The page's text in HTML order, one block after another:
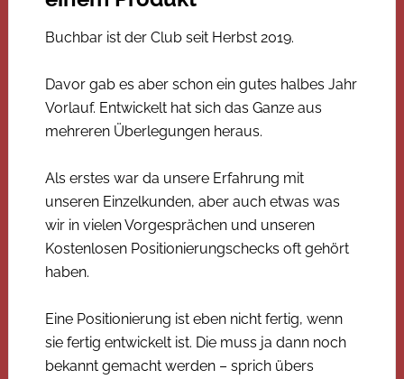
Buchbar ist der Club seit Herbst 2019.
Davor gab es aber schon ein gutes halbes Jahr
Vorlauf. Entwickelt hat sich das Ganze aus
mehreren Überlegungen heraus.
Als erstes war da unsere Erfahrung mit
unseren Einzelkunden, aber auch etwas was
wir in vielen Vorgesprächen und unseren
Kostenlosen Positionierungschecks oft gehört
haben.
Eine Positionierung ist eben nicht fertig, wenn
sie fertig entwickelt ist. Die muss ja dann noch
bekannt gemacht werden – sprich übers